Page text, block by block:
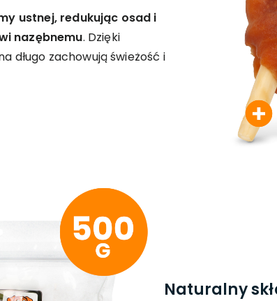
ustnej, redukując osad i
nazębnemu. Dzięki
długo zachowują świeżość i
Naturalny